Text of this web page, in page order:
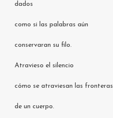
dados
como si las palabras aún
conservaran su filo.
Atravieso el silencio
cómo se atraviesan las fronteras
de un cuerpo.